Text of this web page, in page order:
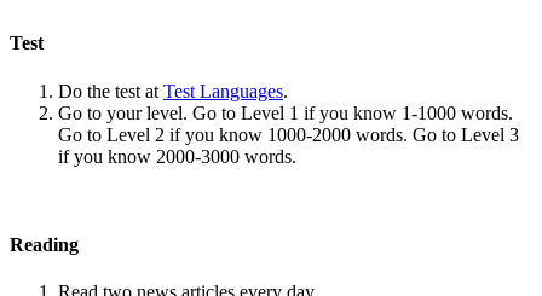
Test
Do the test at Test Languages.
Go to your level. Go to Level 1 if you know 1-1000 words.
Go to Level 2 if you know 1000-2000 words. Go to Level 3
if you know 2000-3000 words.
Reading